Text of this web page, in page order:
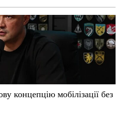
концепцію мобілізації без